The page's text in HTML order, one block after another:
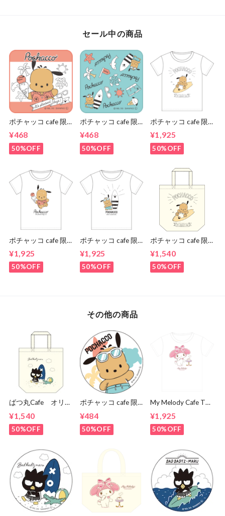
セール中の商品
ポチャッコ cafe 限
定コラボハンカチタ
オル（ピンク色）
¥468
50%OFF
ポチャッコ cafe 限
定コラボハンカチタ
オル（青色）
¥468
50%OFF
ポチャッコ cafe 限
定コラボティーシャ
ツ（サーフボードタ
イプ）
¥1,925
50%OFF
ポチャッコ cafe 限
ツ（アイスクリーム
タイプ）
¥1,925
50%OFF
ポチャッコ cafe 限
ツ（サングラスタイ
プ）
¥1,925
50%OFF
ポチャッコ cafe 限
グ（サーフボードタ
イプ）
¥1,540
50%OFF
その他の商品
ばつ丸Cafe オリジ
トバッグ
¥1,540
50%OFF
ポチャッコ cafe 限
ネット（サングラス
タイプ）
¥484
50%OFF
My Melody Cafe Tシ
¥1,925
50%OFF